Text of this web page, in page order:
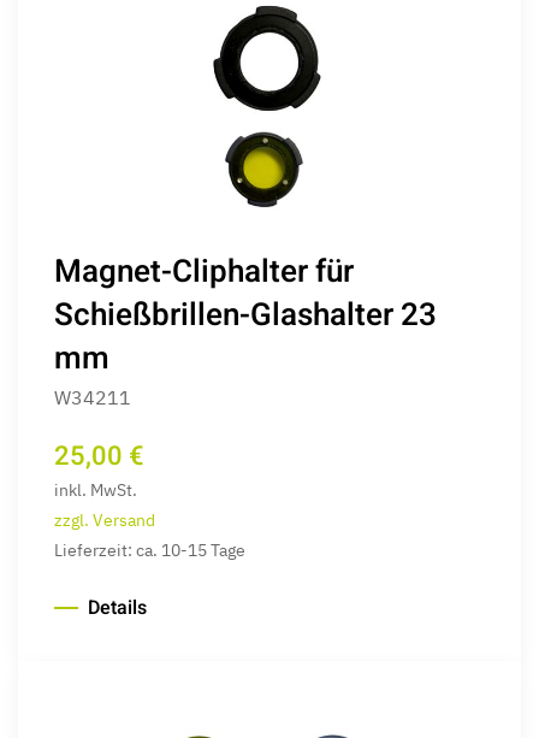
Magnet-Cliphalter für
Schießbrillen-Glashalter 23
mm
W34211
25,00 €
inkl. MwSt.
zzgl. Versand
Lieferzeit: ca. 10-15 Tage
Details